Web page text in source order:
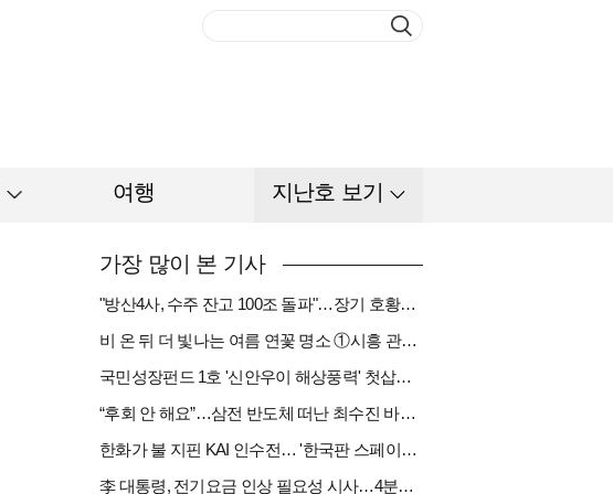
여행 지난호 보기
가장 많이 본 기사
"방산4사, 수주 잔고 100조 돌파"…장기 호황기 들어섰다[다시 나는 K방산①]
비 온 뒤 더 빛나는 여름 연꽃 명소 ①시흥 관곡지
국민성장펀드 1호 '신안우이 해상풍력' 첫삽…바람소득 시동[하반기 에너지②]
“후회 안 해요”…삼전 반도체 떠난 최수진 바텐더의 ‘피어오름’[피플]
한화가 불 지핀 KAI 인수전… '한국판 스페이스X' 탄생 촉각[다시 나는 K방산③]
李 대통령, 전기요금 인상 필요성 시사…4분기엔 오를까